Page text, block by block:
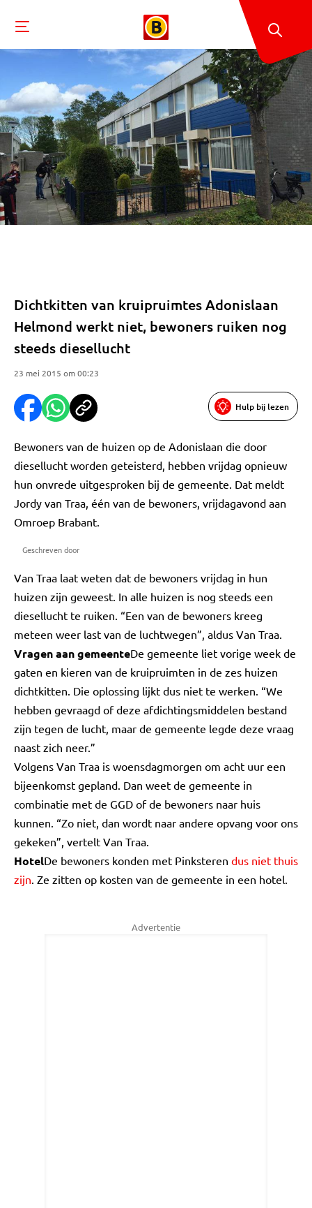
Dichtkitten van kruipruimtes Adonislaan
Helmond werkt niet, bewoners ruiken nog
steeds diesellucht
23 mei 2015 om 00:23
Hulp bij lezen
Bewoners van de huizen op de Adonislaan die door
diesellucht worden geteisterd, hebben vrijdag opnieuw
hun onvrede uitgesproken bij de gemeente. Dat meldt
Jordy van Traa, één van de bewoners, vrijdagavond aan
Omroep Brabant.
Geschreven door
Van Traa laat weten dat de bewoners vrijdag in hun
huizen zijn geweest. In alle huizen is nog steeds een
diesellucht te ruiken. “Een van de bewoners kreeg
meteen weer last van de luchtwegen”, aldus Van Traa.
Vragen aan gemeenteDe gemeente liet vorige week de
gaten en kieren van de kruipruimten in de zes huizen
dichtkitten. Die oplossing lijkt dus niet te werken. “We
hebben gevraagd of deze afdichtingsmiddelen bestand
zijn tegen de lucht, maar de gemeente legde deze vraag
naast zich neer.”
Volgens Van Traa is woensdagmorgen om acht uur een
bijeenkomst gepland. Dan weet de gemeente in
combinatie met de GGD of de bewoners naar huis
kunnen. “Zo niet, dan wordt naar andere opvang voor ons
gekeken”, vertelt Van Traa.
HotelDe bewoners konden met Pinksteren dus niet thuis
zijn. Ze zitten op kosten van de gemeente in een hotel.
Advertentie